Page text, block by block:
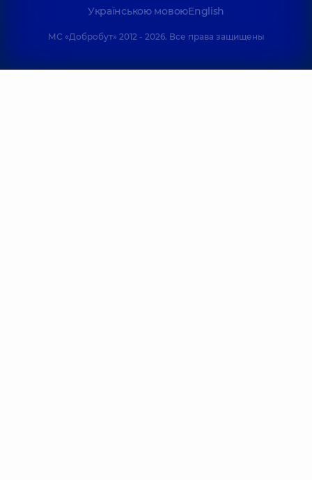
Українською мовоюEnglish
МС «Добробут» 2012 - 2026. Все права защищены